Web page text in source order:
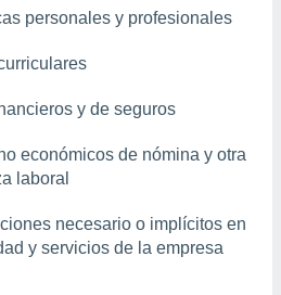
personales y profesionales
y de seguros
económicos de nómina y otra
laboral
necesario o implícitos en
y servicios de la empresa